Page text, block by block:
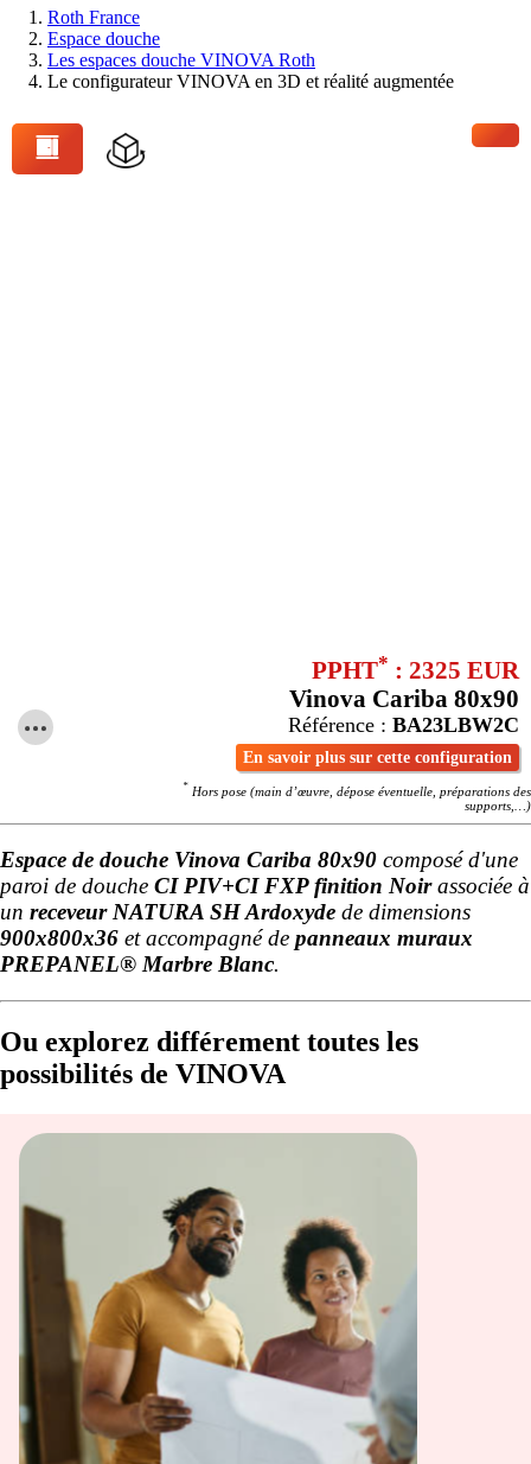
Vous
êtes
Roth France
Espace douche
Les espaces douche VINOVA Roth
Le configurateur VINOVA en 3D et réalité augmentée
PPHT* : 2325 EUR
Vinova Cariba 80x90
Référence : BA23LBW2C
En savoir plus sur cette configuration
* Hors pose (main d’œuvre, dépose éventuelle, préparations des
supports,…)
Espace de douche Vinova Cariba 80x90 composé d'une
paroi de douche CI PIV+CI FXP finition Noirassociée à
un receveur NATURA SH Ardoxyde de dimensions
900x800x36 et accompagné de panneaux muraux
PREPANEL® Marbre Blanc.
Ou explorez différement toutes les
possibilités de VINOVA